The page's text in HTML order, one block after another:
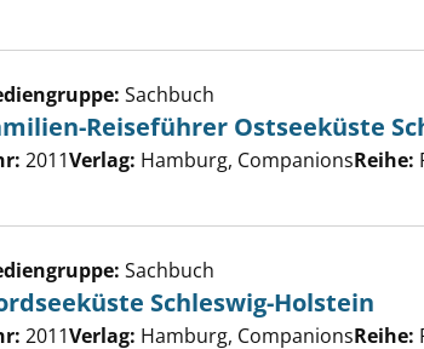
Details von Familien-Reiseführer
Sachbuch
Reiseführer Ostseeküste
nach diesem Verfasser
2011Verlag: Hamburg, CompanionsReihe:
Details von Nordseeküste Schleswig-
Sachbuch
Schleswig-Holstein
nach diesem Verfasser
2011Verlag: Hamburg, CompanionsReihe: